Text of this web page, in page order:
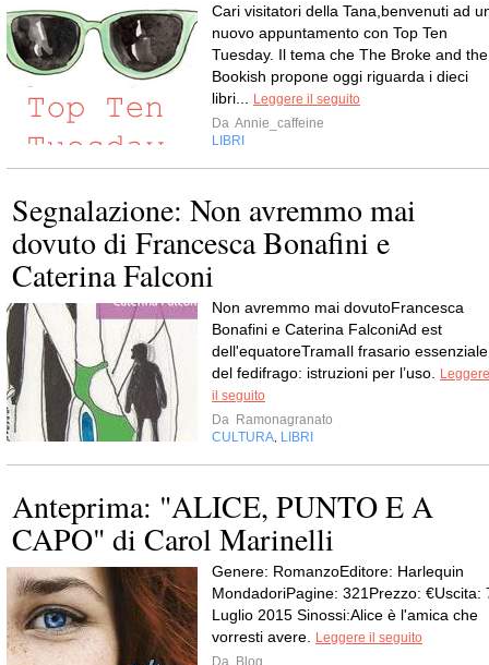
Cari visitatori della Tana,benvenuti ad
nuovo appuntamento con Top Ten
Tuesday. Il tema che The Broke and the
Bookish propone oggi riguarda i dieci
libri...
Leggere il seguito
Da Annie_caffeine
LIBRI
Segnalazione: Non avremmo mai
dovuto di Francesca Bonafini e
Caterina Falconi
Non avremmo mai dovutoFrancesca
Bonafini e Caterina FalconiAd est
dell'equatoreTramaIl frasario essenziale
del fedifrago: istruzioni per l’uso.
Leggere
il seguito
Da Ramonagranato
CULTURA LIBRI
Anteprima: "ALICE, PUNTO E A
CAPO" di Carol Marinelli
Genere: RomanzoEditore: Harlequin
MondadoriPagine: 321Prezzo: €Uscita:
Luglio 2015 Sinossi:Alice è l'amica che
vorresti avere.
Leggere il seguito
Da Blog